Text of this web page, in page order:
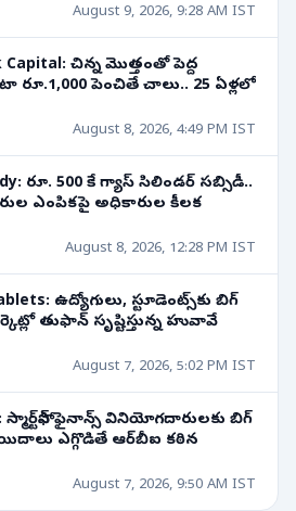
August 9, 2026, 9:28 AM IST
Capital: చిన్న మొత్తంతో పెద్ద
రూ.1,000 పెంచితే చాలు.. 25 ఏళ్లలో
August 8, 2026, 4:49 PM IST
రూ. 500 కే గ్యాస్ సిలిండర్ సబ్సిడీ..
ఎంపికపై అధికారుల కీలక
August 8, 2026, 12:28 PM IST
ఉద్యోగులు, స్టూడెంట్స్‌కు బిగ్
తుఫాన్ సృష్టిస్తున్న హువావే
August 7, 2026, 5:02 PM IST
స్మార్ట్‌ఫోన్ ఫైనాన్స్ వినియోగదారులకు బిగ్
ఎగ్గొడితే ఆర్‌బీఐ కఠిన
August 7, 2026, 9:50 AM IST